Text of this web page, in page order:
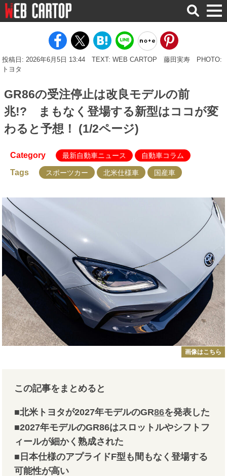
検
索
投稿日: 2026年6月5日 13:44 TEXT: WEB CARTOP 藤田実寿
PHOTO:
トヨタ
GR86の受注停止は改良モデルの前
兆!? まもなく登場する新型はココが変
わると予想！ (1/2ページ)
Category 最新自動車ニュース 自動車コラム
Tags スポーツカー 北米仕様車 国産車
画像はこちら
この記事をまとめると
■北米トヨタが2027年モデルのGR86を発表した
■2027年モデルのGR86はスロットルやシフトフ
ィールが細かく熟成された
■日本仕様のアプライドF型も間もなく登場する
可能性が高い